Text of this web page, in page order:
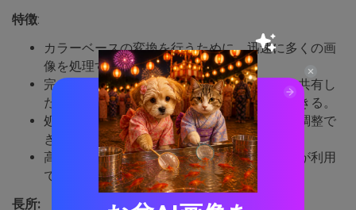
特徴:
カラーベースの変換を行うために、迅速に多くの画
像を処理することができる。
完成したプロジェクトをオンラインで簡単に共有し
たり、ダウンロードしてオフラインで使用できる。
処理に矛盾がある場合は画像の色付け設定を調整で
きる。
高度なテクノロジーに基づいた即時カラー化が利用
できる。
長所: